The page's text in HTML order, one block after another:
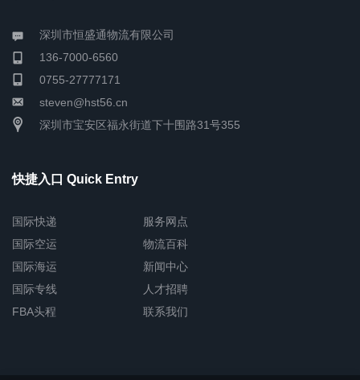
深圳市恒盛通物流有限公司
136-7000-6560
0755-27777171
steven@hst56.cn
深圳市宝安区福永街道下十围路31号355
快捷入口 Quick Entry
国际快递
国际空运
国际海运
国际专线
FBA头程
服务网点
物流百科
新闻中心
人才招聘
联系我们